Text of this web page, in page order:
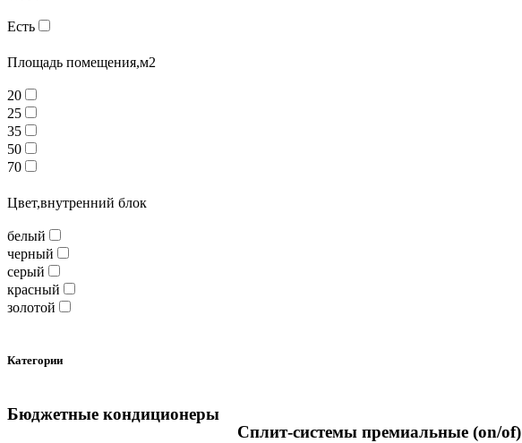
Есть
Площадь помещения,м2
20
25
35
50
70
Цвет,внутренний блок
белый
черный
серый
красный
золотой
Категории
Бюджетные кондиционеры
Сплит-системы премиальные (on/of)